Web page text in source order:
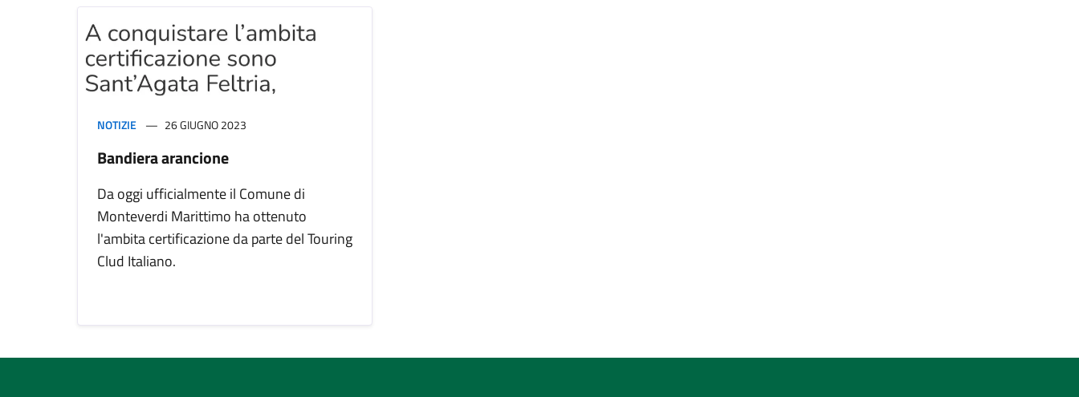
NOTIZIE 26 GIUGNO 2023
Bandiera arancione
Da oggi ufficialmente il Comune di
Monteverdi Marittimo ha ottenuto
l'ambita certificazione da parte del Touring
Clud Italiano.